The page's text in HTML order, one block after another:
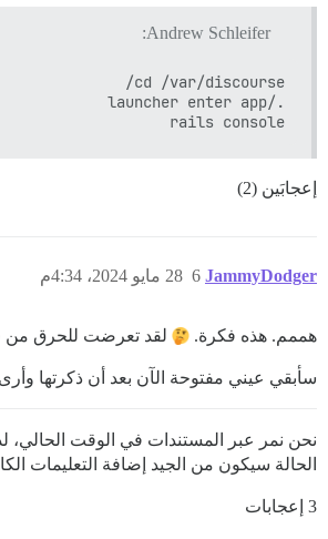
Andrew Schleifer:
rails console
إعجابَين (2)
JammyDodger 28 مايو 2024، 4:34م 6
هممم. هذه فكرة. لقد تعرضت للحرق من
سأبقي عيني مفتوحة الآن بعد أن ذكرتها
نحن نمر عبر المستندات في الوقت الحالي،
الحالة سيكون من الجيد إضافة التعليمات
3 إعجابات